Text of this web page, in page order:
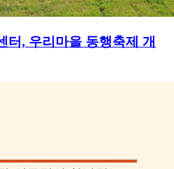
터, 우리마을 동행축제 개